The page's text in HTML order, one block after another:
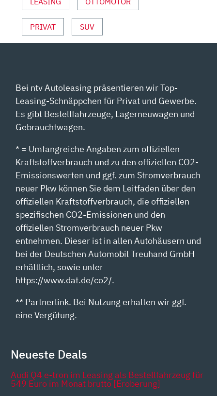
PRIVAT SUV
Bei ntv Autoleasing präsentieren wir Top-
Leasing-Schnäppchen für Privat und Gewerbe.
Es gibt Bestellfahrzeuge, Lagerneuwagen und
Gebrauchtwagen.
* = Umfangreiche Angaben zum offiziellen
Kraftstoffverbrauch und zu den offiziellen CO2-
Emissionswerten und ggf. zum Stromverbrauch
neuer Pkw können Sie dem Leitfaden über den
offiziellen Kraftstoffverbrauch, die offiziellen
spezifischen CO2-Emissionen und den
offiziellen Stromverbrauch neuer Pkw
entnehmen. Dieser ist in allen Autohäusern und
bei der Deutschen Automobil Treuhand GmbH
erhältlich, sowie unter
https://www.dat.de/co2/.
** Partnerlink. Bei Nutzung erhalten wir ggf.
eine Vergütung.
Neueste Deals
Audi Q4 e-tron im Leasing als Bestellfahrzeug für
549 Euro im Monat brutto [Eroberung]